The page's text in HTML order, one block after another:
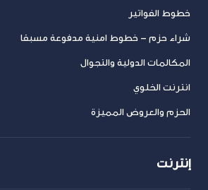
خطوط الفواتير
شراء حزم – خطوط امنية مدفوعة مسبقا
المكالمات الدولية والتجوال
انترنت الخلوي
الحزم والعروض المميزة
إنترنت